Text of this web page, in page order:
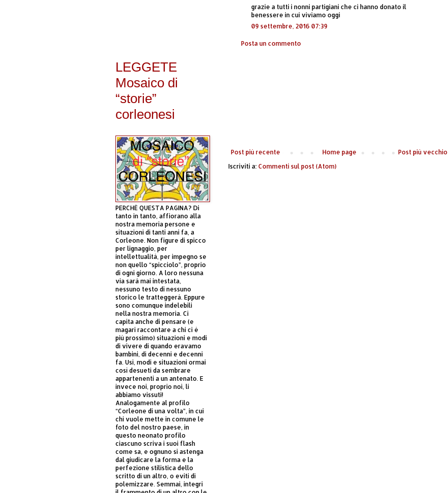
grazie a tutti i nonni partigiani che ci hanno donato il
benessere in cui viviamo oggi
09 settembre, 2016 07:39
Posta un commento
Post più recente Post più vecchio
Home page
Iscriviti a: Commenti sul post (Atom)
LEGGETE
Mosaico di
“storie”
corleonesi
PERCHÈ QUESTA PAGINA? Di
tanto in tanto, affiorano alla
nostra memoria persone e
situazioni di tanti anni fa, a
Corleone. Non figure di spicco
per lignaggio, per
intellettualità, per impegno se
non quello “spicciolo”, proprio
di ogni giorno. A loro nessuna
via sarà mai intestata,
nessuno testo di nessuno
storico le tratteggerà. Eppure
sono comunque indelebili
nella nostra memoria. Ci
capita anche di pensare (e
magari raccontare a chi ci è
più prossimo) situazioni e modi
di vivere di quando eravamo
bambini, di decenni e decenni
fa. Usi, modi e situazioni ormai
così desueti da sembrare
appartenenti a un antenato. E
invece noi, proprio noi, li
abbiamo vissuti!
Analogamente al profilo
“Corleone di una volta”, in cui
chi vuole mette in comune le
foto del nostro paese, in
questo neonato profilo
ciascuno scriva i suoi flash
come sa, e ognuno si astenga
dal giudicare la forma e la
perfezione stilistica dello
scritto di un altro, o eviti di
polemizzare. Semmai, integri